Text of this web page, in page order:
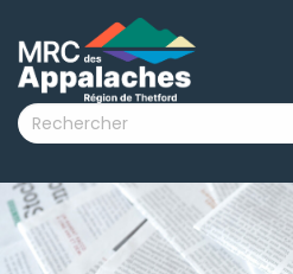
submenu (La MRC )
submenu (Citoyens )
submenu (Visiteurs )
submenu (Nouvelles )